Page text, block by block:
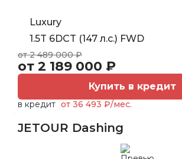
Luxury
1.5T 6DCT (147 л.с.) FWD
от 2 489 000 ₽
от 2 189 000 ₽
Купить в кредит
в кредит от 36 493 ₽/мес.
JETOUR Dashing